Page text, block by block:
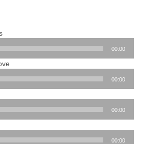
00:00
00:00
00:00
00:00